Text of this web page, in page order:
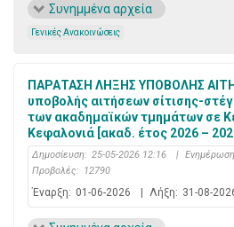
Συνημμένα αρχεία
Γενικές Ανακοινώσεις
ΠΑΡΑΤΑΣΗ ΛΗΞΗΣ ΥΠΟΒΟΛΗΣ
υποβολής αιτήσεων σίτισης-
των ακαδημαϊκών τμημάτων σε
Κεφαλονιά [ακαδ. έτος 2026 –
Δημοσίευση: 25-05-2026 12:16 |
Προβολές: 12790
Έναρξη: 01-06-2026 | Λήξη: 31-08-